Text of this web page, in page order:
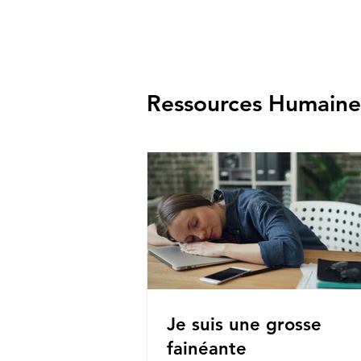
Ressources
Je suis une grosse
fainéante